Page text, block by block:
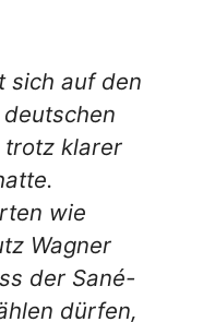
sich auf den
trotz klarer
wie
Wagner
der Sané-
dürfen,